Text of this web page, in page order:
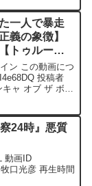
一人で暴走
義の象徴】
トゥルーフ
【陽キャの
ン この動画につ
投稿者
キャ オブ ザ ボッ
24時』悪質
動画ID
口光彦 再生時間